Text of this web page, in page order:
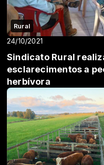
Rural
24/10/2021
Sindicato Rural
esclarecimentos a
herbívora